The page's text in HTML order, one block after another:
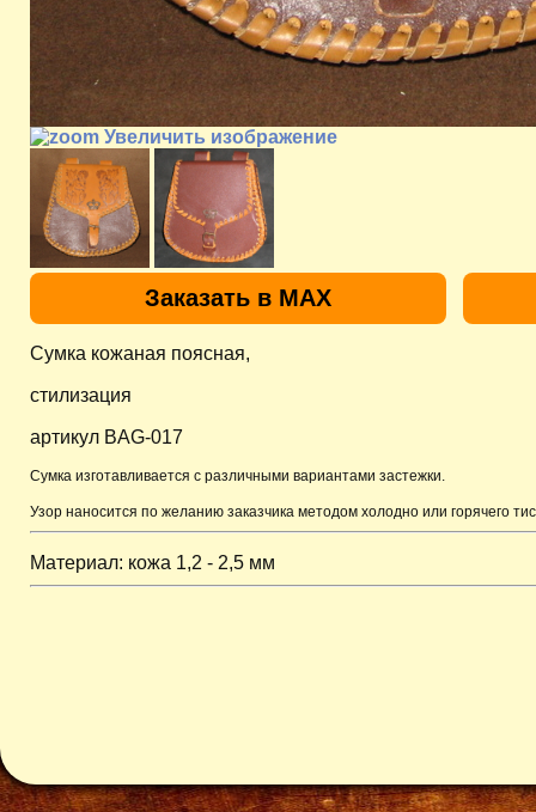
Увеличить изображение
Заказать в MAX
Сумка кожаная поясная,
стилизация
артикул BAG-017
Сумка изготавливается с различными вариантами застежки.
Узор наносится по желанию заказчика методом холодно или горячего
Материал: кожа 1,2 - 2,5 мм